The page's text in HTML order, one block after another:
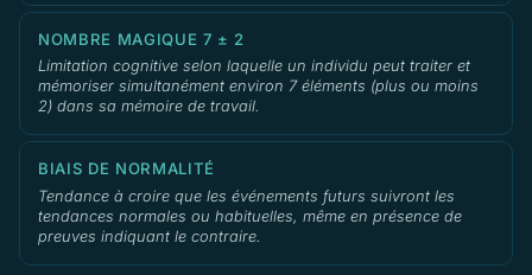
NOMBRE MAGIQUE 7 ± 2
Limitation cognitive selon laquelle un individu peut traiter et
mémoriser simultanément environ 7 éléments (plus ou moins
2) dans sa mémoire de travail.
BIAIS DE NORMALITÉ
Tendance à croire que les événements futurs suivront les
tendances normales ou habituelles, même en présence de
preuves indiquant le contraire.